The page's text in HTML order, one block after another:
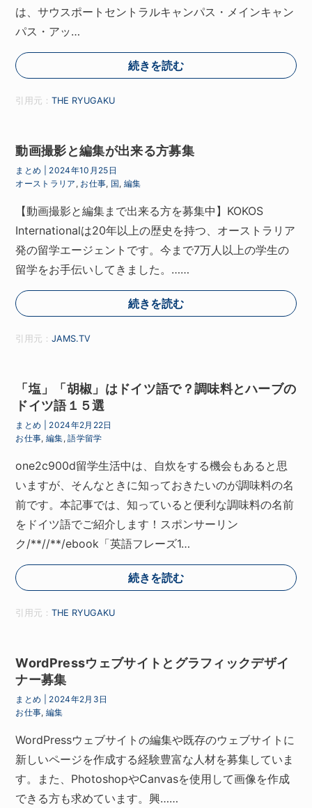
は、サウスポートセントラルキャンパス・メインキャン
パス・アッ…
続きを読む
引用元：THE RYUGAKU
動画撮影と編集が出来る方募集
まとめ
2024年10月25日
オーストラリア , お仕事, 国, 編集
【動画撮影と編集まで出来る方を募集中】KOKOS
Internationalは20年以上の歴史を持つ、オーストラリア
発の留学エージェントです。今まで7万人以上の学生の
留学をお手伝いしてきました。……
続きを読む
引用元：JAMS.TV
「塩」「胡椒」はドイツ語で？調味料とハーブの
ドイツ語１５選
まとめ
2024年2月22日
お仕事, 編集,語学留学
one2c900d留学生活中は、自炊をする機会もあると思
いますが、そんなときに知っておきたいのが調味料の名
前です。本記事では、知っていると便利な調味料の名前
をドイツ語でご紹介します！スポンサーリン
ク/**//**/ebook「英語フレーズ1…
続きを読む
引用元：THE RYUGAKU
WordPressウェブサイトとグラフィックデザイ
ナー募集
まとめ
2024年2月3日
お仕事, 編集
WordPressウェブサイトの編集や既存のウェブサイトに
新しいページを作成する経験豊富な人材を募集していま
す。また、PhotoshopやCanvasを使用して画像を作成
できる方も求めています。興……